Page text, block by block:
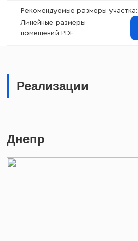
Рекомендуемые размеры участка:
Линейные размеры
помещений PDF
Реализации
Днепр